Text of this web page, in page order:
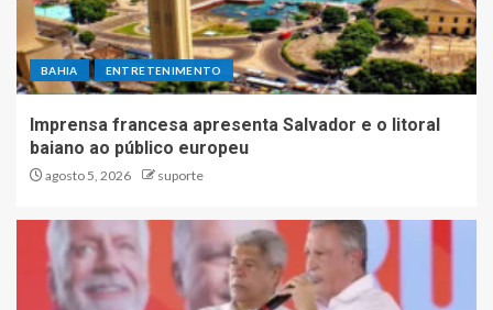
BAHIA ENTRETENIMENTO
Imprensa francesa apresenta Salvador e o litoral
baiano ao público europeu
agosto 5, 2026 suporte